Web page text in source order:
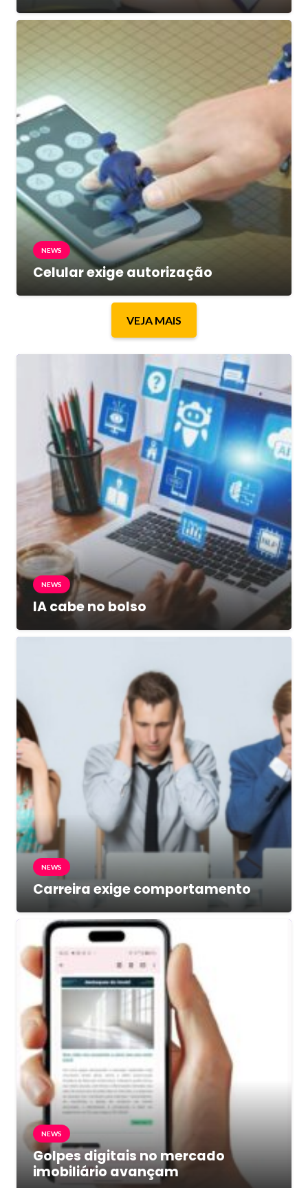
NEWS
Celular exige autorização
VEJA MAIS
NEWS
IA cabe no bolso
NEWS
Carreira exige comportamento
NEWS
Golpes digitais no mercado
imobiliário avançam